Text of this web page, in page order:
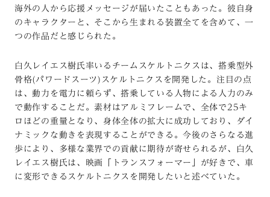
海外の人から応援メッセージが届いたこともあった。彼自身
のキャラクターと、そこから生まれる装置全てを含めて、一
つの作品だと感じられた。
白久レイエス樹氏率いるチームスケルトニクスは、搭乗型外
骨格(パワードスーツ)スケルトニクスを開発した。注目の点
は、動力を電力に頼らず、搭乗している人物による人力のみ
で動作することだ。素材はアルミフレームで、全体で25キ
ロほどの重量となり、身体全体の拡大に成功しており、ダイ
ナミックな動きを表現することができる。今後のさらなる進
歩により、多様な業界での貢献に期待が寄せられるが、白久
レイエス樹氏は、映画「トランスフォーマー」が好きで、車
に変形できるスケルトニクスを開発したいと述べていた。